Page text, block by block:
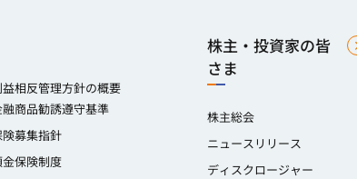
益相反管理方針の概要
融商品勧誘遵守基準
険募集指針
金保険制度
株主・投資家の皆
さま
株主総会
ニュースリリース
ディスクロージャー